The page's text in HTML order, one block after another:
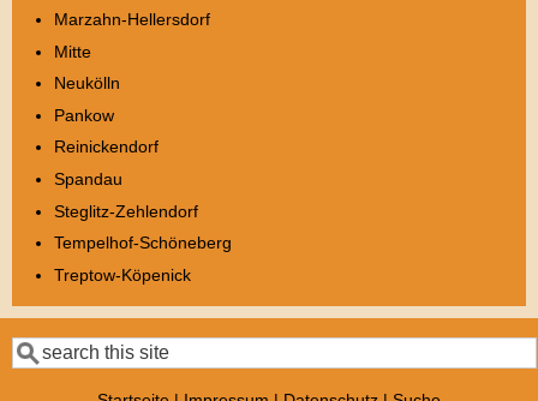
Marzahn-Hellersdorf
Mitte
Neukölln
Pankow
Reinickendorf
Spandau
Steglitz-Zehlendorf
Tempelhof-Schöneberg
Treptow-Köpenick
Suche